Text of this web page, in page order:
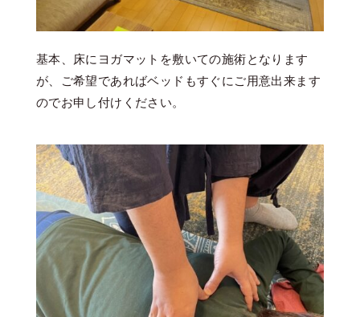
基本、床にヨガマットを敷いての施術となります
が、ご希望であればベッドもすぐにご用意出来ます
のでお申し付けください。